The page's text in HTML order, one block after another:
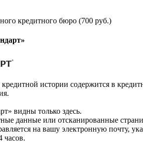
кредитного бюро (700 руб.)
истории содержится в
видны только здесь.
данные или отсканированные
на вашу электронную почту,
часов.